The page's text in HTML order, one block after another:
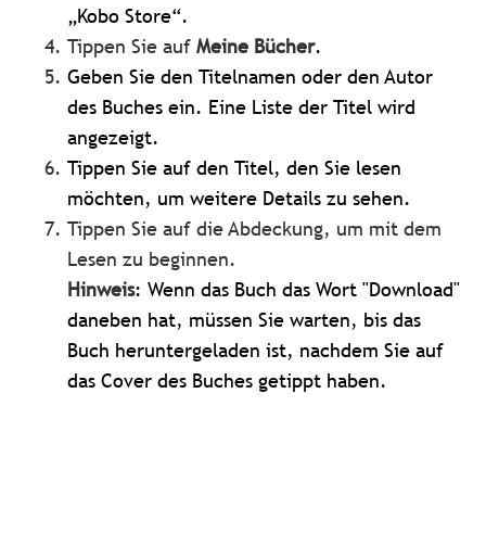
„Kobo Store“.
Tippen Sie aufMeine Bücher.
Geben Sie den Titelnamen oder den Autor
des Buches ein. Eine Liste der Titel wird
angezeigt.
Tippen Sie auf den Titel, den Sie lesen
möchten, um weitere Details zu sehen.
Tippen Sie auf die Abdeckung, um mit dem
Lesen zu beginnen.
Hinweis: Wenn das Buch das Wort "Download"
daneben hat, müssen Sie warten, bis das
Buch heruntergeladen ist, nachdem Sie auf
das Cover des Buches getippt haben.